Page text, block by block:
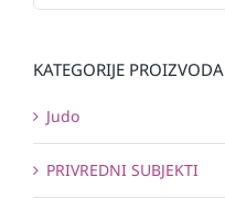
KATEGORIJE PROIZVODA
Judo
PRIVREDNI SUBJEKTI